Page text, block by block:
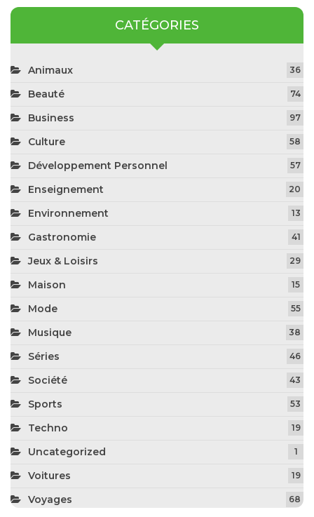
CATÉGORIES
Animaux 36
Beauté 74
Business 97
Culture 58
Développement Personnel 57
Enseignement 20
Environnement 13
Gastronomie 41
Jeux & Loisirs 29
Maison 15
Mode 55
Musique 38
Séries 46
Société 43
Sports 53
Techno 19
Uncategorized 1
Voitures 19
Voyages 68